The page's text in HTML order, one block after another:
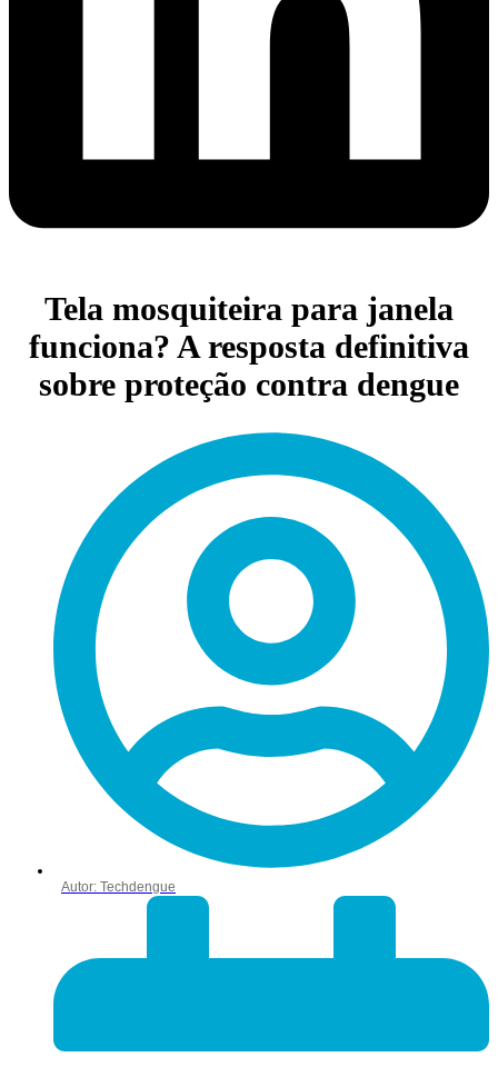
Tela mosquiteira para janela
funciona? A resposta definitiva
sobre proteção contra dengue
Autor: Techdengue